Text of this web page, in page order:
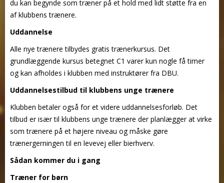
du kan begynde som træner på et hold med lidt støtte fra en
af klubbens trænere.
Uddannelse
Alle nye trænere tilbydes gratis trænerkursus. Det
grundlæggende kursus betegnet C1 varer kun nogle få timer
og kan afholdes i klubben med instruktører fra DBU.
Uddannelsestilbud til klubbens unge trænere
Klubben betaler også for et videre uddannelsesforløb. Det
tilbud er især til klubbens unge trænere der planlægger at virke
som trænere på et højere niveau og måske gøre
trænergerningen til en levevej eller bierhverv.
Sådan kommer du i gang
Træner for børn